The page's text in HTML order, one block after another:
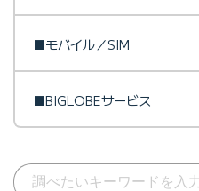
■モバイル／SIM
■BIGLOBEサービス